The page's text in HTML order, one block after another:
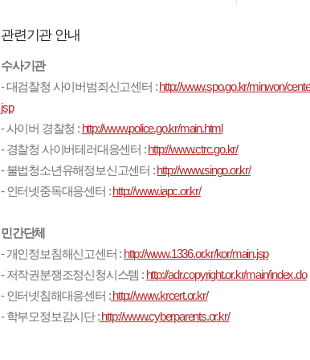
관련기관 안내
수사기관
- 대검찰청 사이버범죄신고센터 :http://www.spo.go.kr/minwon/
jsp
- 사이버 경찰청 : http://www.police.go.kr/main.html
- 경찰청 사이버테러대응센터 :http://www.ctrc.go.kr/
- 불법청소년유해정보신고센터 :http://www.singo.or.kr/
- 인터넷중독대응센터 :http://www.iapc.or.kr/
민간단체
- 개인정보침해신고센터 : http://www.1336.or.kr/kor/main.jsp
- 저작권분쟁조정신청시스템 : http://adr.copyright.or.kr/main/index.do
- 인터넷침해대응센터 :http://www.krcert.or.kr/
- 학부모정보감시단 :http://www.cyberparents.or.kr/